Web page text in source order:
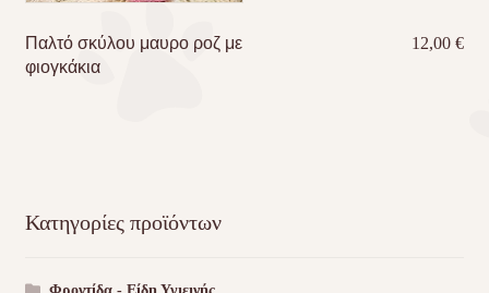
Παλτό σκύλου μαυρο ροζ με
φιογκάκια
12,00€
Κατηγορίες προϊόντων